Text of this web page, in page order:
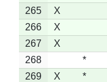
265
X
266
X
267
X
268
*
269
X *